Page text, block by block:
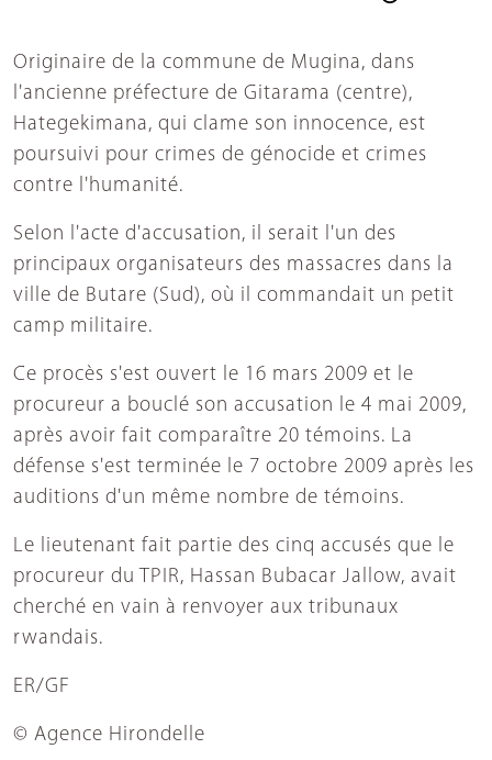
Originaire de la commune de Mugina, dans
l'ancienne préfecture de Gitarama (centre),
Hategekimana, qui clame son innocence, est
poursuivi pour crimes de génocide et crimes
contre l'humanité.
Selon l'acte d'accusation, il serait l'un des
principaux organisateurs des massacres dans la
ville de Butare (Sud), où il commandait un petit
camp militaire.
Ce procès s'est ouvert le 16 mars 2009 et le
procureur a bouclé son accusation le 4 mai 2009,
après avoir fait comparaître 20 témoins. La
défense s'est terminée le 7 octobre 2009 après les
auditions d'un même nombre de témoins.
Le lieutenant fait partie des cinq accusés que le
procureur du TPIR, Hassan Bubacar Jallow, avait
cherché en vain à renvoyer aux tribunaux
rwandais.
ER/GF
© Agence Hirondelle